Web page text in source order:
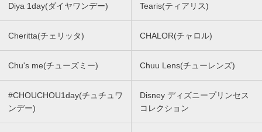
Diya 1day(ダイヤワンデー) Tearis(ティアリス)
Cheritta(チェリッタ) CHALOR(チャロル)
Chu's me(チューズミー) Chuu Lens(チューレンズ)
#CHOUCHOU1day(チュチュワ
ンデー)
Disney ディズニープリンセス
コレクション